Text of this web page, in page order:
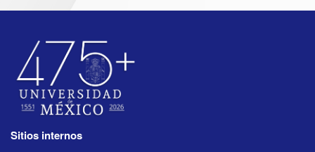
Sitios internos